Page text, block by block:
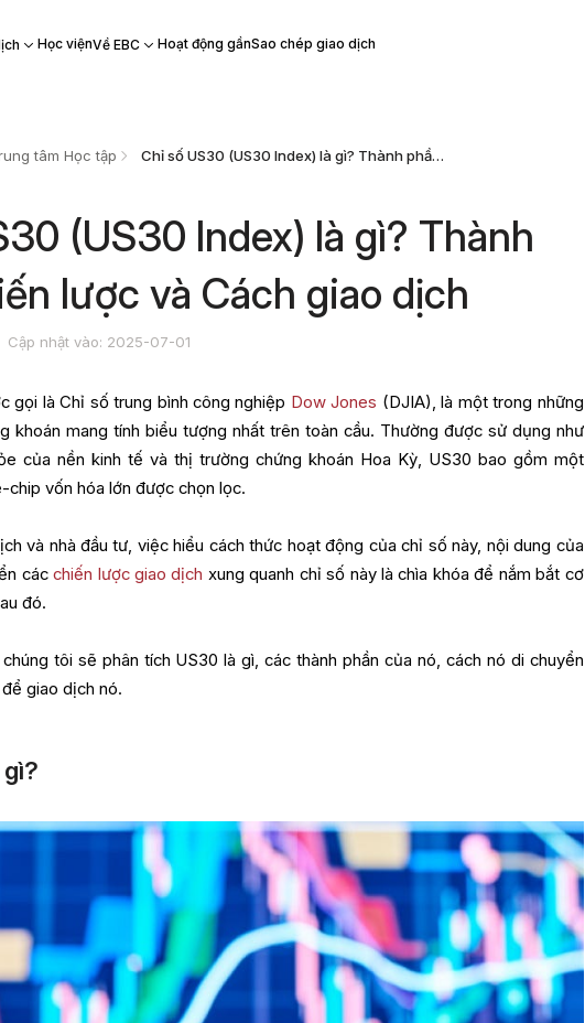
Học việnVề EBC Hoạt động gầnSao chép giao dịch
tâm Học tập Chỉ số US30 (US30 Index) là gì? Thành phần, Chiến lược và Cách giao dịch
(US30 Index) là gì? Thành
lược và Cách giao dịch
Cập nhật vào: 2025-07-01
gọi là Chỉ số trung bình công nghiệp Dow Jones (DJIA), là một trong những
khoán mang tính biểu tượng nhất trên toàn cầu. Thường được sử dụng như
của nền kinh tế và thị trường chứng khoán Hoa Kỳ, US30 bao gồm một
chip vốn hóa lớn được chọn lọc.
và nhà đầu tư, việc hiểu cách thức hoạt động của chỉ số này, nội dung của
cácchiến lược giao dịch xung quanh chỉ số này là chìa khóa để nắm bắt cơ
đó.
tôi sẽ phân tích US30 là gì, các thành phần của nó, cách nó di chuyển
giao dịch nó.